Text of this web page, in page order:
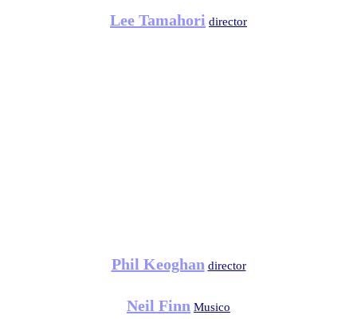
Lee Tamahori director
Phil Keoghan director
Neil Finn Musico